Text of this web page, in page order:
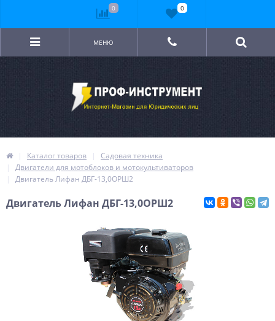
МЕНЮ
Каталог товаров
Садовая техника
Двигатели для мотоблоков и мотокультиваторов
Двигатель Лифан ДБГ-13,0ОРШ2
Двигатель Лифан ДБГ-13,0ОРШ2
0 0